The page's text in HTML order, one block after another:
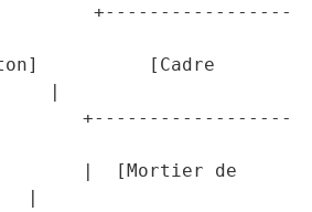
+-----------------
[Cadre
|
+------------------
|  [Mortier de
|